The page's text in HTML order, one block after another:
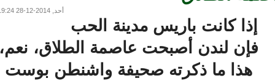
إذا كانت باريس مدينة الحب
فإن لندن أصبحت عاصمة الطلاق، نعم،
هذا ما ذكرته صحيفة واشنطن بوست